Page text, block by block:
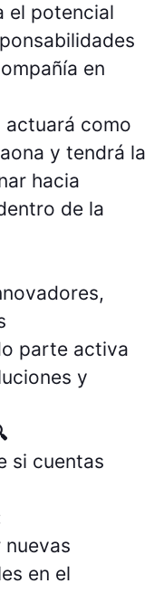
el potencial
en
actuará como
y tendrá la
hacia
de la
parte activa
y
si cuentas
en el